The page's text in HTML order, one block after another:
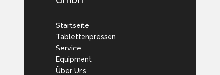
Startseite
Tablettenpressen
Service
Equipment
Über Uns